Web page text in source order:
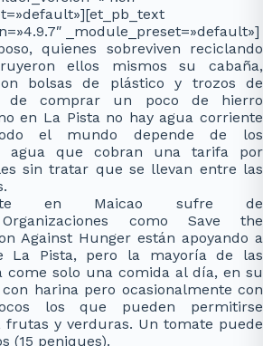
_module_preset=»default»]
quienes sobreviven reciclando
ellos mismos su cabaña,
bolsas de plástico y trozos de
de comprar un poco de hierro
en La Pista no hay agua corriente
el mundo depende de los
agua que cobran una tarifa por
sin tratar que se llevan entre las
en Maicao sufre de
como Save the
Against Hunger están apoyando a
La Pista, pero la mayoría de las
come solo una comida al día, en su
harina pero ocasionalmente con
los que pueden permitirse
frutas y verduras. Un tomate puede
(15 peniques).